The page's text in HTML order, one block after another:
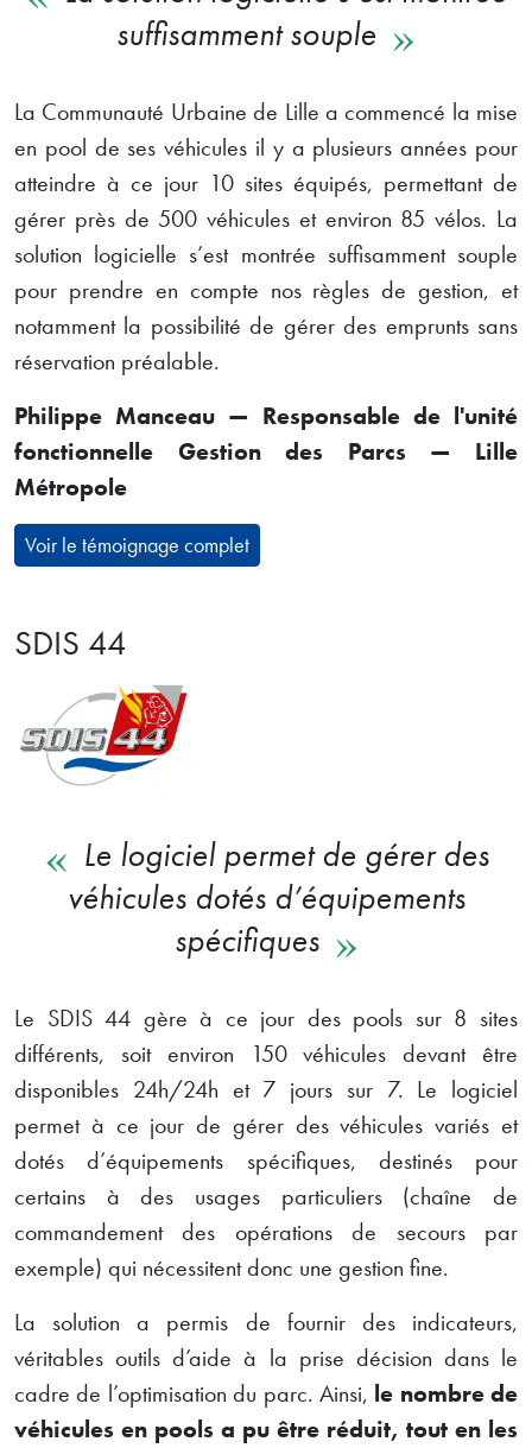
suffisamment souple
La Communauté Urbaine de Lille a commencé la mise
en pool de ses véhicules il y a plusieurs années pour
atteindre à ce jour 10 sites équipés, permettant de
gérer près de 500 véhicules et environ 85 vélos. La
solution logicielle s’est montrée suffisamment souple
pour prendre en compte nos règles de gestion, et
notamment la possibilité de gérer des emprunts sans
réservation préalable.
Philippe Manceau — Responsable de l'unité
fonctionnelle Gestion des Parcs — Lille
Métropole
Voir le témoignage complet
SDIS 44
Le logiciel permet de gérer des
véhicules dotés d’équipements
spécifiques
Le SDIS 44 gère à ce jour des pools sur 8 sites
différents, soit environ 150 véhicules devant être
disponibles 24h/24h et 7 jours sur 7. Le logiciel
permet à ce jour de gérer des véhicules variés et
dotés d’équipements spécifiques, destinés pour
certains à des usages particuliers (chaîne de
commandement des opérations de secours par
exemple) qui nécessitent donc une gestion fine.
La solution a permis de fournir des indicateurs,
véritables outils d’aide à la prise décision dans le
cadre de l’optimisation du parc. Ainsi, le nombre de
véhicules en pools a pu être réduit, tout en les